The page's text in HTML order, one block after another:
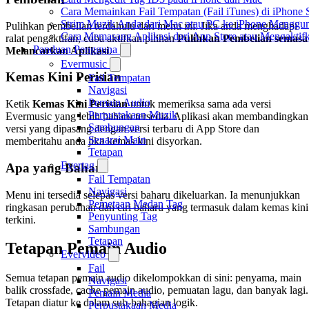
Cara Memainkan Fail Tempatan (Fail iTunes) di iPhone
Strim Muzik Anda dari Mac atau PC ke iPhone
Cara Memasang Aplikasi dari App Store atau
Panduan Pengguna
Evermusic
Fail Tempatan
Navigasi
Pemain Audio
Perpustakaan Muzik
Sambungan
Senarai Main
Tetapan
Evertag
Fail Tempatan
Navigasi
Pemetaan Medan Tag
Penyunting Tag
Sambungan
Tetapan
Evervideo
Fail
Navigasi
Pemain Media
Perpustakaan Media
Pulihkan pembelian terdahulu dari menu ini. Jika anda menghadapi
ralat pengaktifan, cuba aktifkan pilihanPulihkan Pembelian semasa
Melancarkan Aplikasi.
Kemas Kini Perisian
Ketik Kemas Kini Perisianuntuk memeriksa sama ada versi
Evermusic yang lebih baharu tersedia. Aplikasi akan membandingkan
versi yang dipasang dengan versi terbaru di App Store dan
memberitahu anda jika kemas kini disyorkan.
Apa yang Baharu
Menu ini tersedia selepas versi baharu dikeluarkan. Ia menunjukkan
ringkasan perubahan dan ciri baharu yang termasuk dalam kemas kini
terkini.
Tetapan Pemain Audio
Semua tetapan pemain audio dikelompokkan di sini: penyama, main
balik crossfade, cache pemain audio, pemuatan lagu, dan banyak lagi.
Tetapan diatur ke dalam sub-bahagian logik.